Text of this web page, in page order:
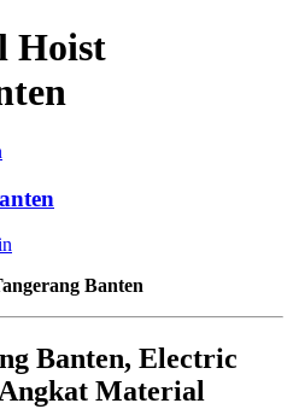
Hoist
Banten
Banten, Electric
Material